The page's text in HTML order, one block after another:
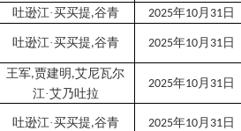
吐逊江·买买提,谷青 2025年10月 31日
吐逊江·买买提,谷青 2025年10月 31日
王军,贾建明 ,艾尼瓦尔
江·艾乃吐拉
2025年10月 31日
吐逊江·买买提,谷青 2025年10月 31日